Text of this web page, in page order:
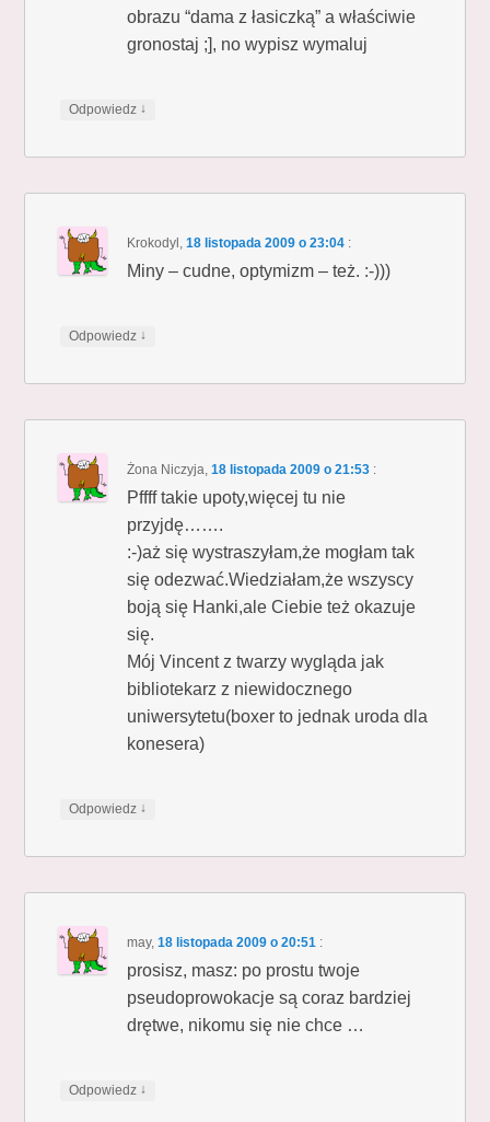
obrazu “dama z łasiczką” a właściwie
gronostaj ;], no wypisz wymaluj
Odpowiedz ↓
Krokodyl ,18 listopada 2009 o 23:04 :
Miny – cudne, optymizm – też. :-)))
Odpowiedz ↓
Żona Niczyja,18 listopada 2009 o 21:53 :
Pffff takie upoty,więcej tu nie
przyjdę…….
:-)aż się wystraszyłam,że mogłam tak
się odezwać.Wiedziałam,że wszyscy
boją się Hanki,ale Ciebie też okazuje
się.
Mój Vincent z twarzy wygląda jak
bibliotekarz z niewidocznego
uniwersytetu(boxer to jednak uroda dla
konesera)
Odpowiedz ↓
may,18 listopada 2009 o 20:51 :
prosisz, masz: po prostu twoje
pseudoprowokacje są coraz bardziej
drętwe, nikomu się nie chce …
Odpowiedz ↓